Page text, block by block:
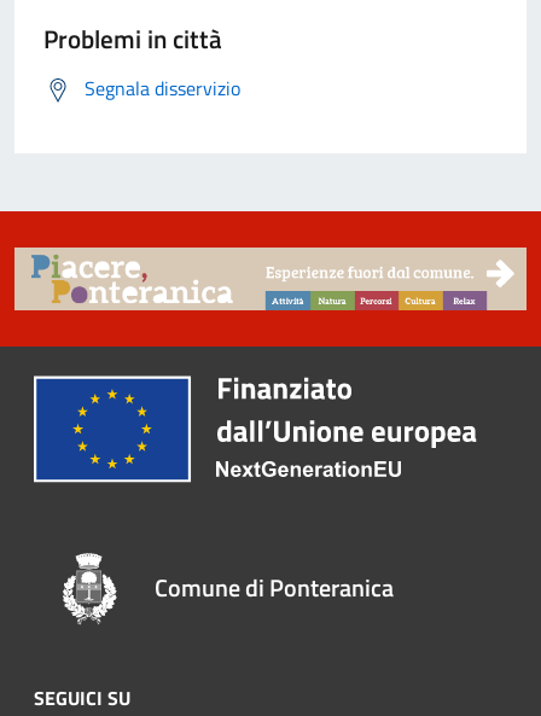
Problemi in città
Segnala disservizio
Comune di Ponteranica
SEGUICI SU